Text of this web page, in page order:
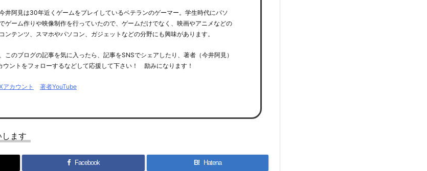
井阿見は30年近くゲームをプレイしているベテランのゲーマー。学生時代にパソ
ゲーム作りや映像制作を行っていたので、ゲームだけでなく、映画やアニメなどの
ンテンツ、スマホやパソコン、ガジェットなどの分野にも興味があります。
このブログの記事を気に入ったら、記事をSNSでシェアしたり、著者（今井阿見）
ウントをフォローするなどして応援して下さい！ 励みになります！
アカウント 著者YouTube
ます
Facebook B! Hatena